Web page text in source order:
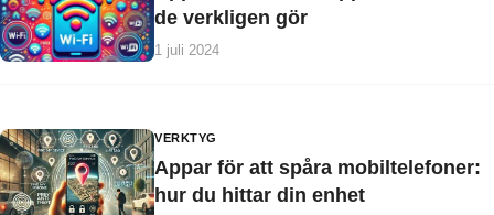
de verkligen gör
1 juli 2024
VERKTYG
Appar för att spåra mobiltelefoner:
hur du hittar din enhet